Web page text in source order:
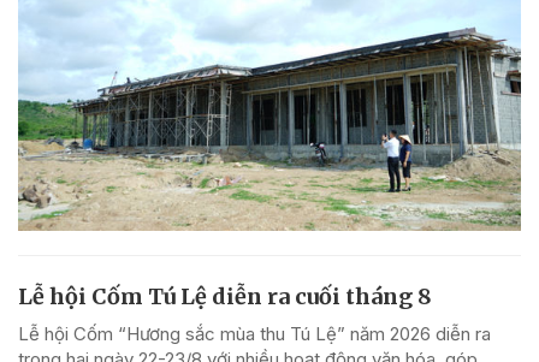
Lễ hội Cốm Tú Lệ diễn ra cuối tháng 8
Lễ hội Cốm “Hương sắc mùa thu Tú Lệ” năm 2026 diễn ra